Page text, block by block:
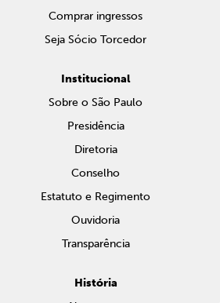
Comprar ingressos
Seja Sócio Torcedor
Institucional
Sobre o São Paulo
Presidência
Diretoria
Conselho
Estatuto e Regimento
Ouvidoria
Transparência
História